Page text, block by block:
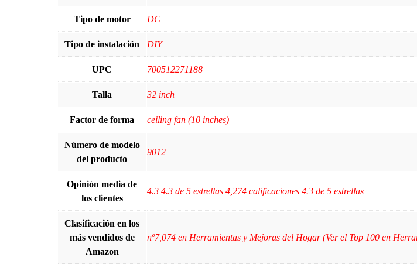
Tipo de motor DC
Tipo de instalación DIY
UPC 700512271188
Talla 32 inch
Factor de forma ceiling fan (10 inches)
Número de modelo
del producto
9012
Opinión media de
los clientes
4.3 4.3 de 5 estrellas 4,274 calificaciones 4.3 de 5 estrellas
Clasificación en los
más vendidos de
Amazon
nº7,074 en Herramientas y Mejoras del Hogar (Ver el Top 100 en